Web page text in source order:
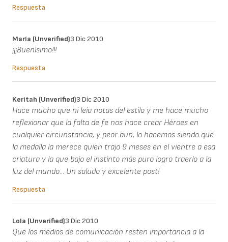
Respuesta
María (unverified)3 Dic 2010
¡¡¡Buenísimo!!!
Respuesta
Keritah (unverified)3 Dic 2010
Hace mucho que ni leía notas del estilo y me hace mucho
reflexionar que la falta de fe nos hace crear Héroes en
cualquier circunstancia, y peor aun, lo hacemos siendo que
la medalla la merece quien trajo 9 meses en el vientre a esa
criatura y la que bajo el instinto más puro logro traerlo a la
luz del mundo... Un saludo y excelente post!
Respuesta
Lola (unverified)3 Dic 2010
Que los medios de comunicación resten importancia a la